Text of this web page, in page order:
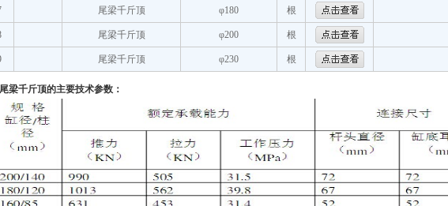
尾梁千斤顶 φ180 根
尾梁千斤顶 φ200 根
尾梁千斤顶 φ230 根
梁千斤顶的主要技术参数：